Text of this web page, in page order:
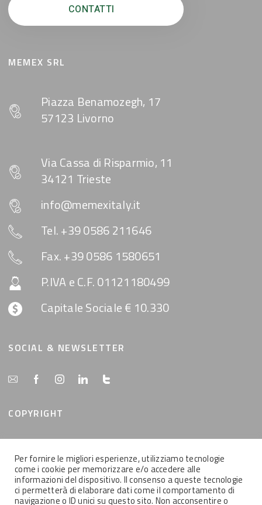
CONTATTI
MEMEX SRL
Piazza Benamozegh, 17
57123 Livorno
Via Cassa di Risparmio, 11
34121 Trieste
info@memexitaly.it
Tel. +39 0586 211646
Fax. +39 0586 1580651
P.IVA e C.F. 01121180499
Capitale Sociale € 10.330
SOCIAL & NEWSLETTER
COPYRIGHT
Tutti i contenuti del presente sito sono di proprietà
della MemEx srl, tutti i diritti riservati.
Per fornire le migliori esperienze, utilizziamo tecnologie
come i cookie per memorizzare e/o accedere alle
informazioni del dispositivo. Il consenso a queste tecnologie
ci permetterà di elaborare dati come il comportamento di
navigazione o ID unici su questo sito. Non acconsentire o